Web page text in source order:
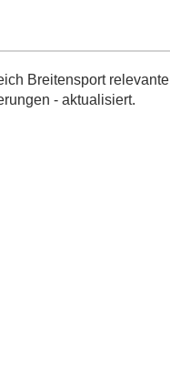
Breitensport relevante
- aktualisiert.